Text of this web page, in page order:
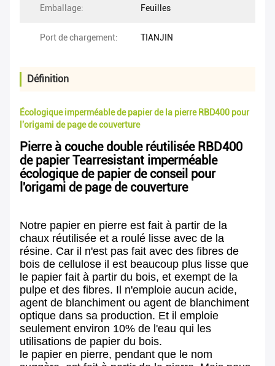
Emballage: Feuilles
Port de chargement: TIANJIN
Définition
Écologique imperméable de papier de la pierre RBD400 pour
l'origami de page de couverture
Pierre à couche double réutilisée RBD400
de papier Tearresistant imperméable
écologique de papier de conseil pour
l'origami de page de couverture
Notre papier en pierre est fait à partir de la
chaux réutilisée et a roulé lisse avec de la
résine. Car il n'est pas fait avec des fibres de
bois de cellulose il est beaucoup plus lisse que
le papier fait à partir du bois, et exempt de la
pulpe et des fibres. Il n'emploie aucun acide,
agent de blanchiment ou agent de blanchiment
optique dans sa production. Et il emploie
seulement environ 10% de l'eau qui les
utilisations de papier du bois.
le papier en pierre, pendant que le nom